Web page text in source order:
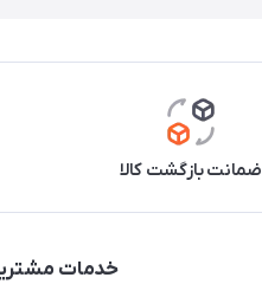
ضمانت بازگشت کالا
خدمات